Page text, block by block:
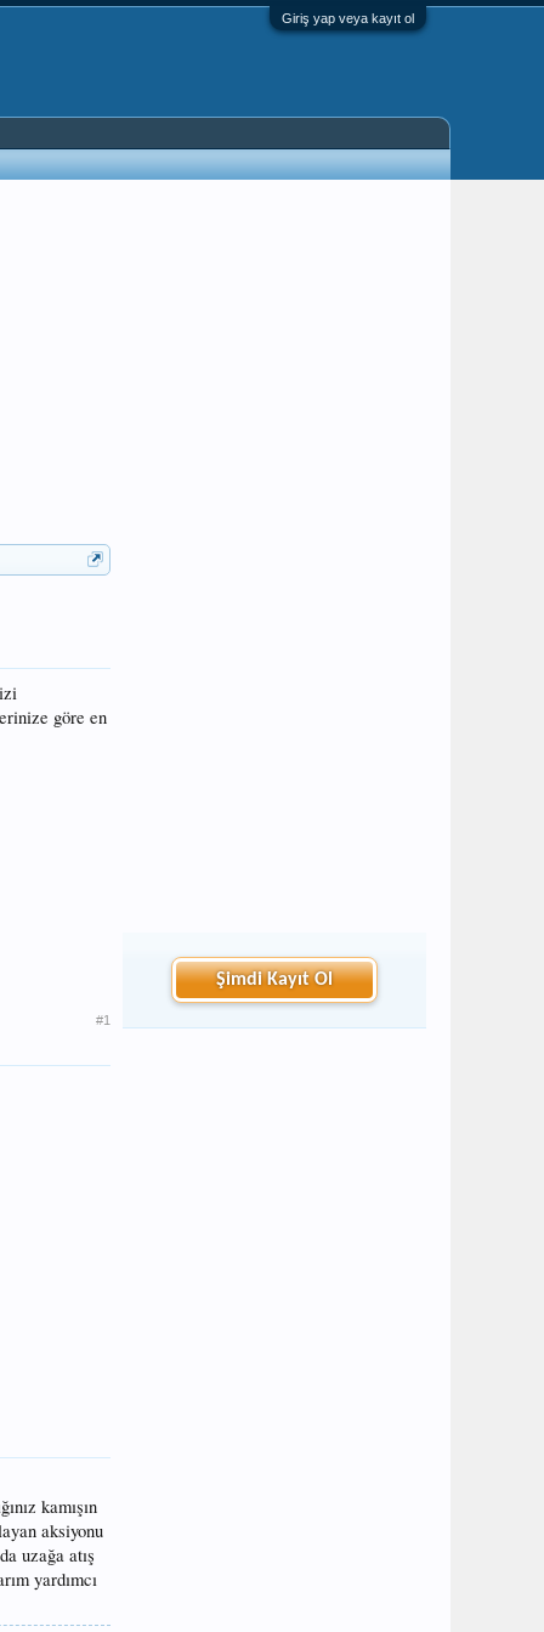
Giriş yap veya kayıt ol
göre en
#1
kamışın
aksiyonu
uzağa atış
yardımcı
Şimdi Kayıt Ol